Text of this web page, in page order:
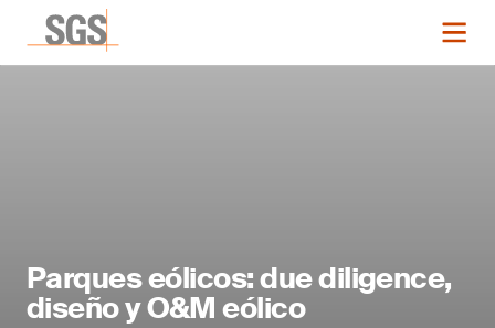
Parques eólicos: due diligence,
diseño y O&M eólico